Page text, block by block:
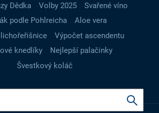
Dědka
Volby 2025
Svařené víno
podle Pohlreicha
Aloe vera
Výpočet ascendentu
knedlíky
Nejlepší palačinky
Švestkový koláč